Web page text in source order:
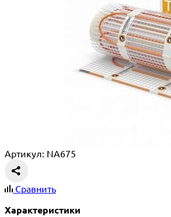
Артикул: NA675
Сравнить
Характеристики